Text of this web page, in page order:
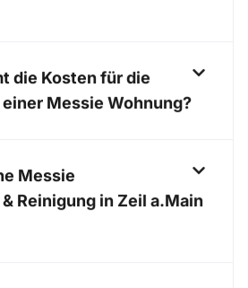
die Kosten für die
Messie Wohnung?
Messie
Reinigung in Zeil a.Main